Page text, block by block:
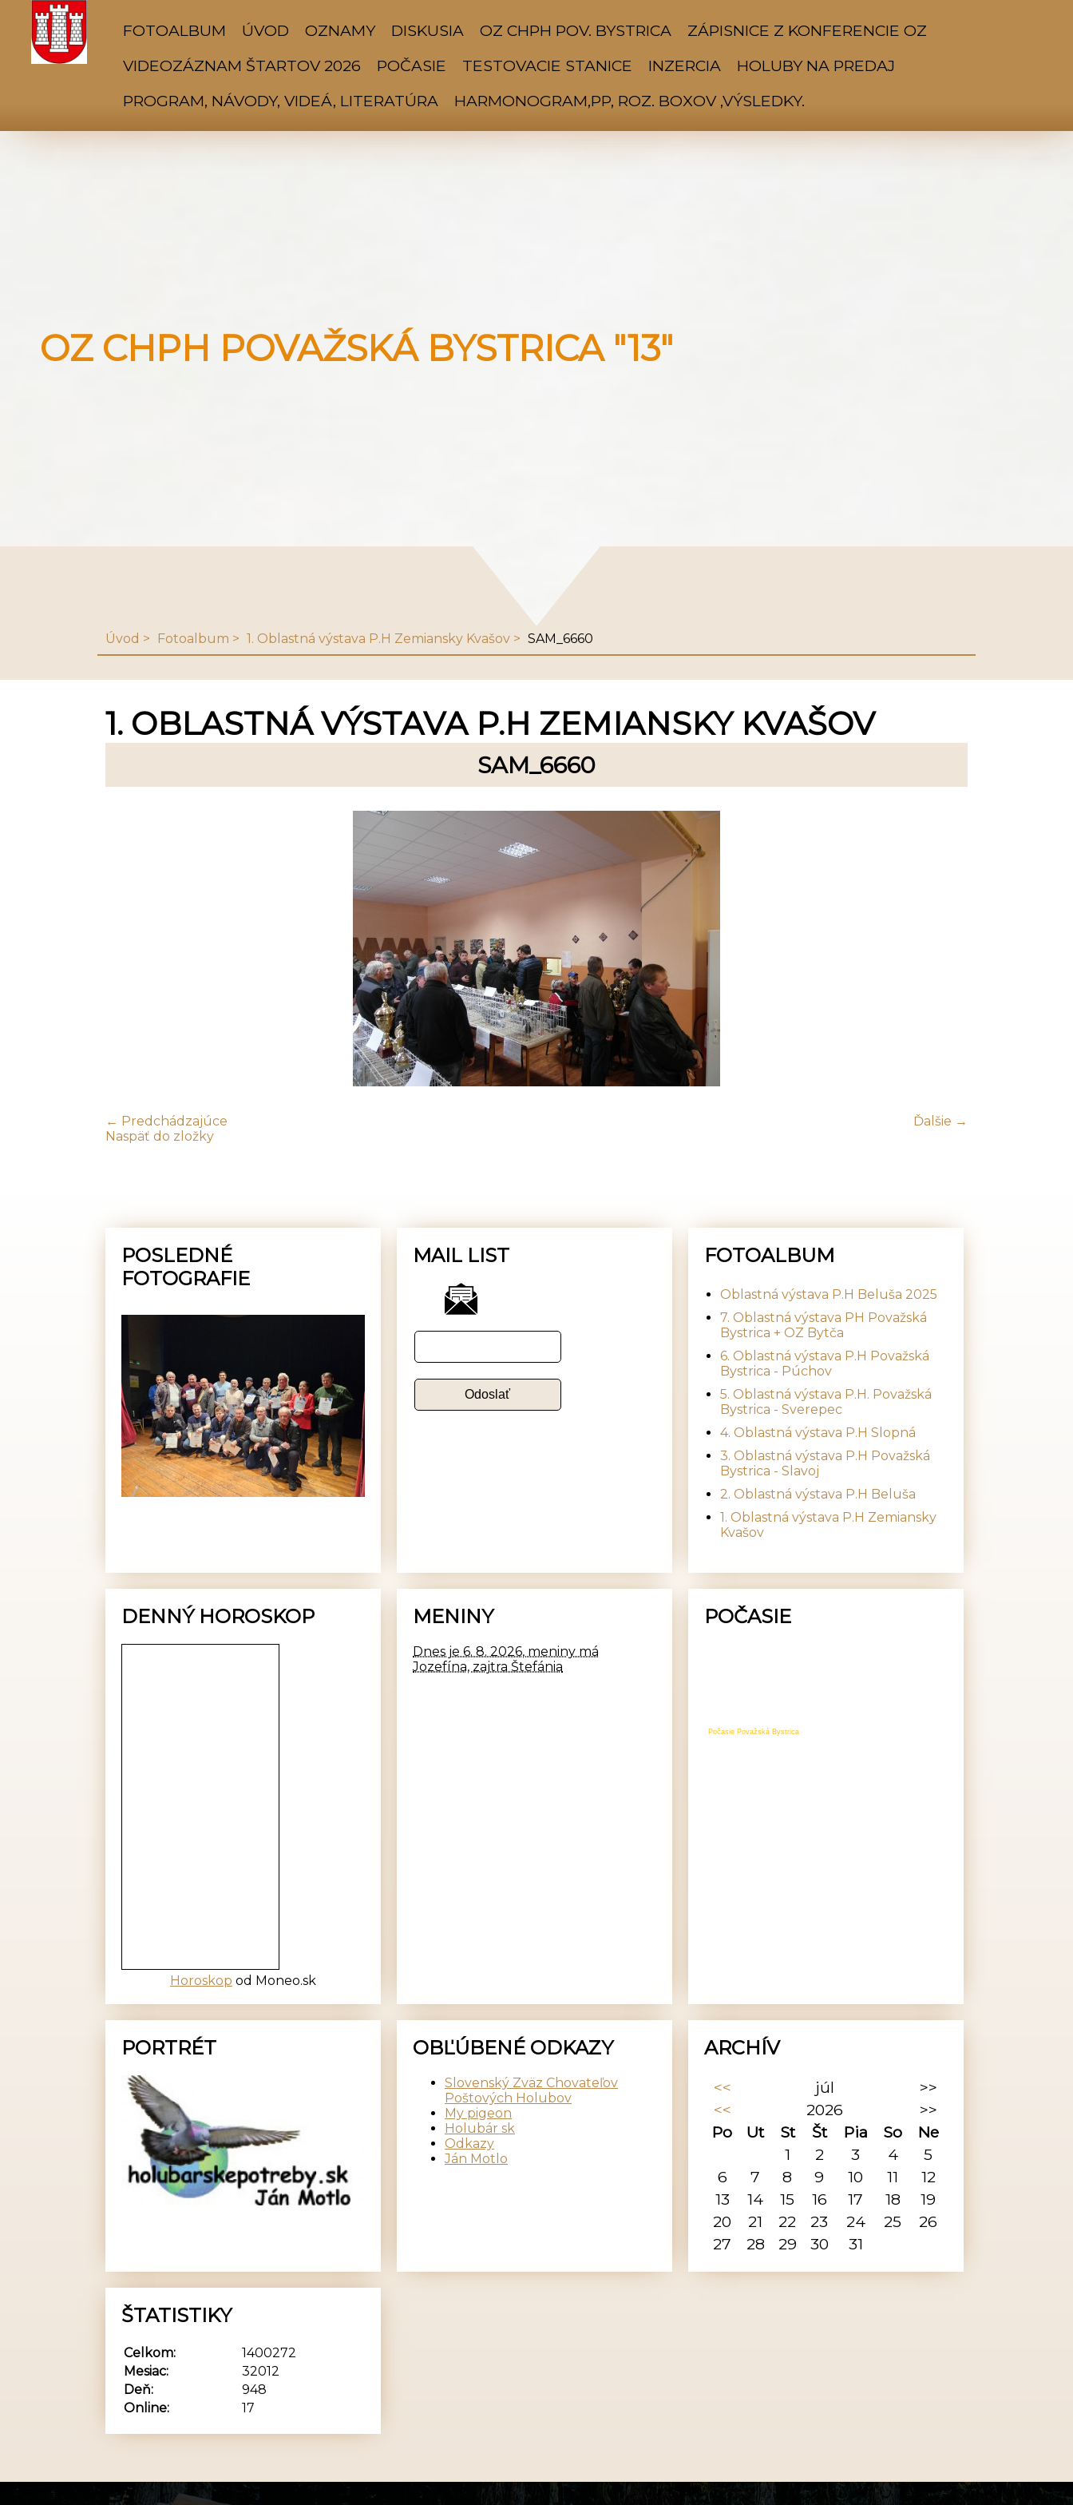
FOTOALBUM ÚVOD OZNAMY DISKUSIA OZ CHPH POV. BYSTRICA
ZÁPISNICE Z KONFERENCIE OZ
VIDEOZÁZNAM ŠTARTOV 2026
POČASIE TESTOVACIE STANICE INZERCIA
HOLUBY NA PREDAJ
PROGRAM, NÁVODY, VIDEÁ, LITERATÚRA
HARMONOGRAM,PP, ROZ. BOXOV ,VÝSLEDKY.
OZ CHPH POVAŽSKÁ BYSTRICA "13"
Úvod Fotoalbum 1. Oblastná výstava P.H Zemiansky Kvašov SAM_6660
1. OBLASTNÁ VÝSTAVA P.H ZEMIANSKY KVAŠOV
SAM_6660
← Predchádzajúce
Ďalšie →
Naspäť do zložky
POSLEDNÉ
FOTOGRAFIE
MAIL LIST FOTOALBUM
Oblastná výstava P.H Beluša 2025
7. Oblastná výstava PH Považská
Bystrica + OZ Bytča
6. Oblastná výstava P.H Považská
Bystrica - Púchov
5. Oblastná výstava P.H. Považská
Bystrica - Sverepec
4. Oblastná výstava P.H Slopná
3. Oblastná výstava P.H Považská
Bystrica - Slavoj
2. Oblastná výstava P.H Beluša
1. Oblastná výstava P.H Zemiansky
Kvašov
DENNÝ HOROSKOP
Horoskop od Moneo.sk
MENINY
Dnes je 6. 8. 2026, meniny má
Jozefína, zajtra Štefánia
POČASIE
Počasie Považská Bystrica
PORTRÉT OBĽÚBENÉ ODKAZY
Slovenský Zväz Chovateľov
Poštových Holubov
My pigeon
Holubár sk
Odkazy
Ján Motlo
ARCHÍV
<< júl
>>
<<
2026
>>
Po
Ut St Št Pia So
Ne
1
2 3 4
5
6
7 8 9 10 11
12
13
14 15 16 17 18
19
20
21 22 23 24 25
26
27
28 29 30 31
ŠTATISTIKY
Online: 17
Celkom:
1400272
Mesiac:
32012
Deň:
948